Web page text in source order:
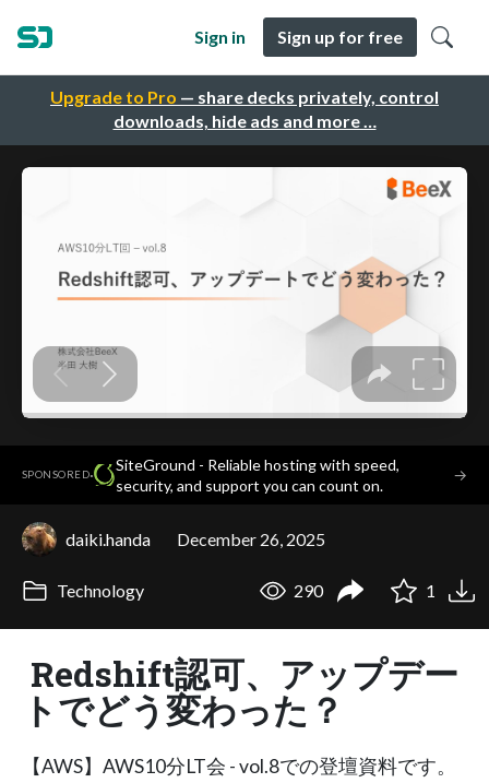
Upgrade to Pro — share decks privately, control
downloads, hide ads and more …
Sign in Sign up for free
SPONSORED·
SiteGround - Reliable hosting with speed,
security, and support you can count on.
→
daiki.handa December 26, 2025
Technology 290 1
Redshift認可、アップデー
トでどう変わった？
【AWS】AWS10分LT会 - vol.8での登壇資料です。